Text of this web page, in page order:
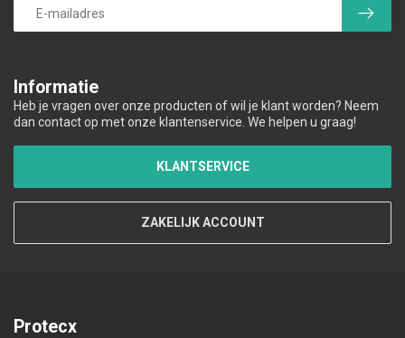
Informatie
Heb je vragen over onze producten of wil je klant worden? Neem
dan contact op met onze klantenservice. We helpen u graag!
KLANTSERVICE
ZAKELIJK ACCOUNT
Protecx